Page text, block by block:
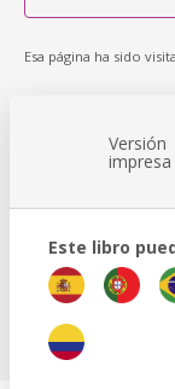
Esa página ha sido
Versión
impresa
Este libro